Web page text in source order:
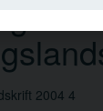
2004 4